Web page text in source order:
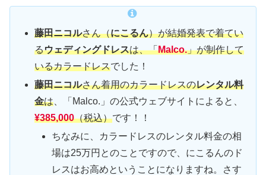
藤田ニコルさん（にこるん）が結婚発表で着てい
るウェディングドレスは、「Malco.」が制作して
いるカラードレスでした！
藤田ニコルさん着用のカラードレスのレンタル料
金は 、「Malco.」の公式ウェブサイトによると、
¥385,000（税込）です！！
ちなみに、カラードレスのレンタル料金の相
場は25万円とのことですので、にこるんのド
レスはお高めということになりますね。さす